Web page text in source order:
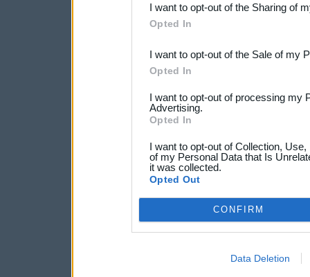
Downstream Participants
third parties.
I want to opt-out of the Sharing of
Opted In
I want to opt-out of the Sale of my
Opted In
I want to opt-out of processing my
Advertising.
Opted In
I want to opt-out of Collection,
of my Personal Data that Is
it was collected.
Opted Out
CONFIRM
Data Deletion